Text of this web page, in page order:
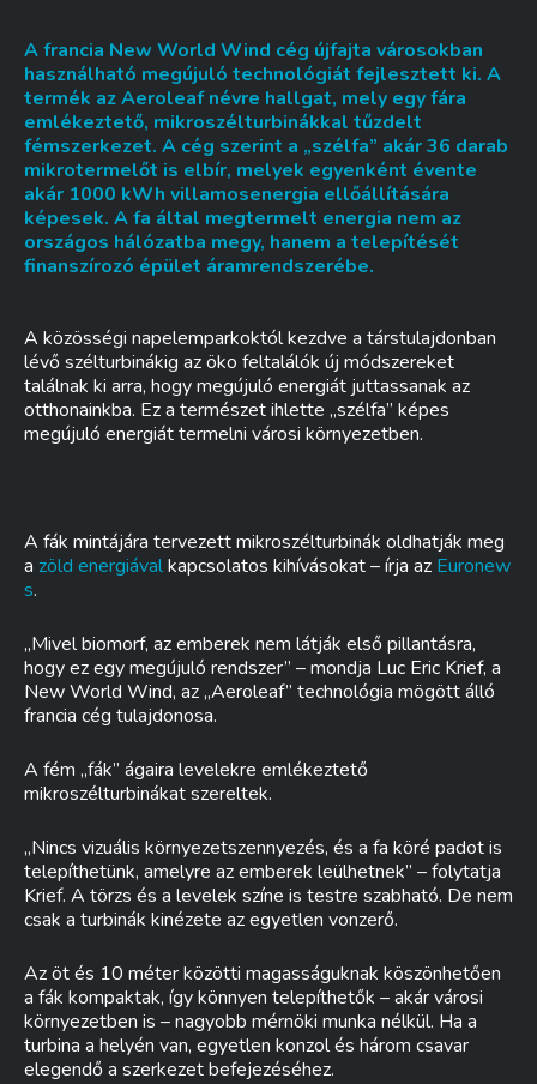
A francia New World Wind cég újfajta városokban
használható megújuló technológiát fejlesztett ki. A
termék az Aeroleaf névre hallgat, mely egy fára
emlékeztető, mikroszélturbinákkal tűzdelt
fémszerkezet. A cég szerint a „szélfa” akár 36 darab
mikrotermelőt is elbír, melyek egyenként évente
akár 1000 kWh villamosenergia ellőállítására
képesek. A fa által megtermelt energia nem az
országos hálózatba megy, hanem a telepítését
finanszírozó épület áramrendszerébe.
A közösségi napelemparkoktól kezdve a társtulajdonban
lévő szélturbinákig az öko feltalálók új módszereket
találnak ki arra, hogy megújuló energiát juttassanak az
otthonainkba. Ez a természet ihlette „szélfa” képes
megújuló energiát termelni városi környezetben.
A fák mintájára tervezett mikroszélturbinák oldhatják meg
a zöld energiávalkapcsolatos kihívásokat – írja az Euronew
s.
„Mivel biomorf, az emberek nem látják első pillantásra,
hogy ez egy megújuló rendszer” – mondja Luc Eric Krief, a
New World Wind, az „Aeroleaf” technológia mögött álló
francia cég tulajdonosa.
A fém „fák” ágaira levelekre emlékeztető
mikroszélturbinákat szereltek.
„Nincs vizuális környezetszennyezés, és a fa köré padot is
telepíthetünk, amelyre az emberek leülhetnek” – folytatja
Krief. A törzs és a levelek színe is testre szabható. De nem
csak a turbinák kinézete az egyetlen vonzerő.
Az öt és 10 méter közötti magasságuknak köszönhetően
a fák kompaktak, így könnyen telepíthetők – akár városi
környezetben is – nagyobb mérnöki munka nélkül. Ha a
turbina a helyén van, egyetlen konzol és három csavar
elegendő a szerkezet befejezéséhez.